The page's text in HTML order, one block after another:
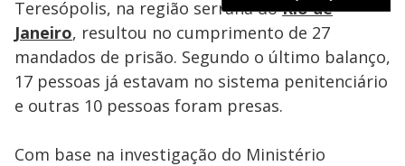
Teresópolis, na região serrana doRio de
Janeiro, resultou no cumprimento de 27
mandados de prisão. Segundo o último balanço,
17 pessoas já estavam no sistema penitenciário
e outras 10 pessoas foram presas.
Com base na investigação do Ministério